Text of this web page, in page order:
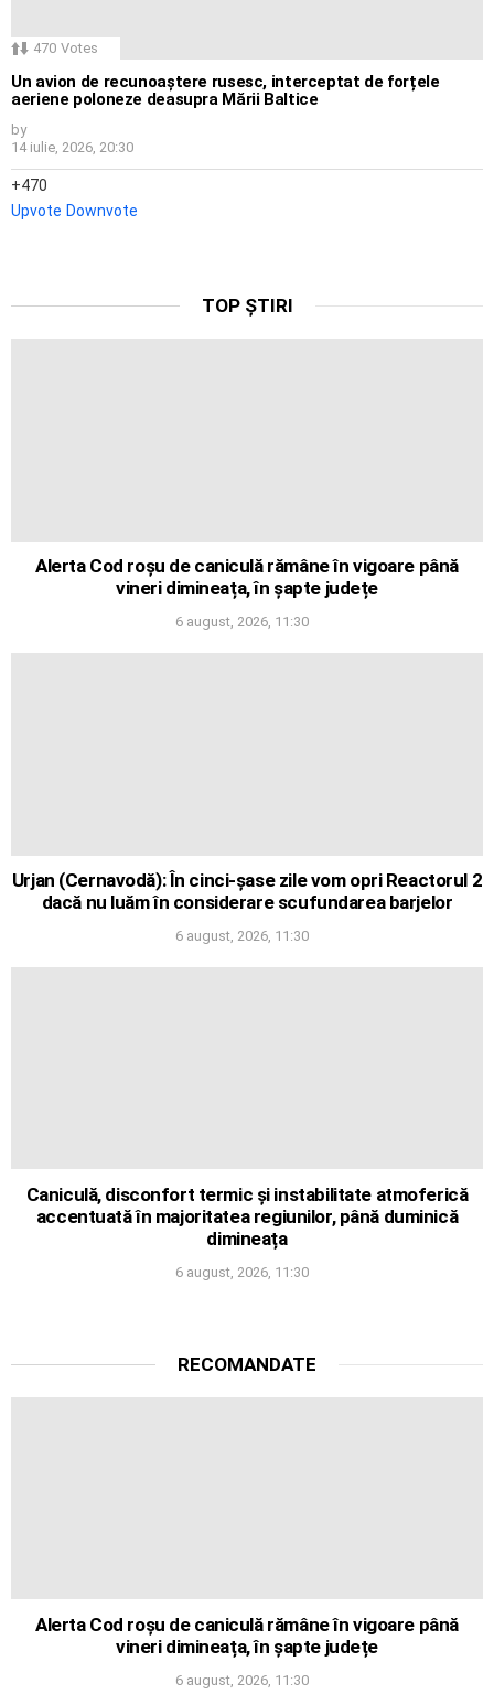
470 Votes
Un avion de recunoaștere rusesc, interceptat de forțele
aeriene poloneze deasupra Mării Baltice
by
14 iulie, 2026, 20:30
470
Upvote Downvote
TOP ȘTIRI
Alerta Cod roșu de caniculă rămâne în vigoare până
vineri dimineața, în șapte județe
6 august, 2026, 11:30
Urjan (Cernavodă): În cinci-șase zile vom opri Reactorul 2
dacă nu luăm în considerare scufundarea barjelor
6 august, 2026, 11:30
Caniculă, disconfort termic și instabilitate atmoferică
accentuată în majoritatea regiunilor, până duminică
dimineața
6 august, 2026, 11:30
RECOMANDATE
Alerta Cod roșu de caniculă rămâne în vigoare până
vineri dimineața, în șapte județe
6 august, 2026, 11:30